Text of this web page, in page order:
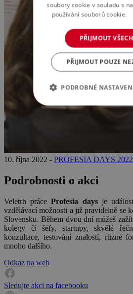
10. října 2022 - PROFESIA DAYS 2022
Podrobnosti o akci
Veletrh práceProfesia days je událost
vzdělávací možnosti a již pravidelně se
Slovensku. Během dvou dní můžeš
kolegy či šéfy, startupy, skvělé
konzultace, testování znalostí, různé
mnoho dalšího.
Odkaz na web
Sledujte akci na facebooku
soubory cookie v souladu s
používání souborů cookie.
PŘIJMOUT
PŘIJMOUT POUZE
PODROBNÉ